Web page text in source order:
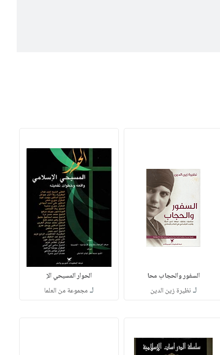
السفور والحجاب محا
لـ نظيرة زين الدين
الحوار المسيحي الإ
لـ مجموعة من العلما